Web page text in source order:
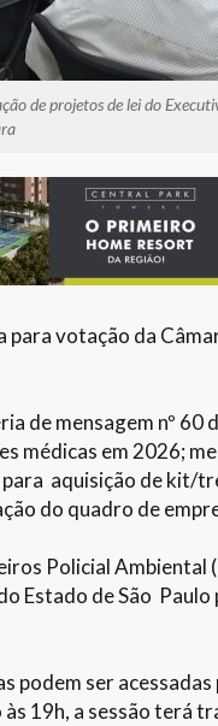
de projetos de lei do
votação da
de mensagem nº
médicas em 2026;
aquisição de kit/
do quadro de
Policial
Estado de São
podem ser
19h, a sessão terá